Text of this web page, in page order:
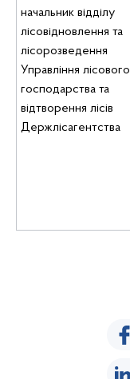
начальник відділу
лісовідновлення та
лісорозведення
Управління лісового
господарства та
відтворення лісів
Держлісагентства